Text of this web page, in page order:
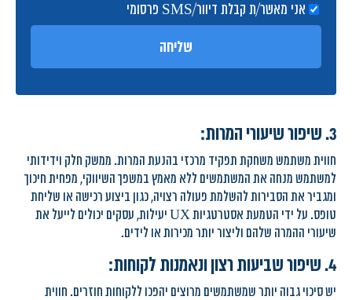
אני מאשר/ת קבלת דיוור/SMS פרסומי
שליחה
3. שיפור שיעורי המרות:
חווית משתמש משחקת תפקיד מרכזי בהנעת המרות. ממשק חלק וידידותי
למשתמש מנחה את המשתמשים ללא מאמץ במשפך השיווקי, מפחית חיכוך
ומגביר את הסבירות להשלמת פעולה רצויה, כגון ביצוע רכישה או שליחת
טופס. על ידי הטמעת אסטרטגיות UX יעילות, עסקים יכולים לייעל את
שיעורי ההמרה שלהם וליצור יותר מכירות או לידים.
4. שיפור שביעות רצון ונאמנות לקוחות:
יש סיכוי גבוה יותר שמשתמשים מרוצים יהפכו ללקוחות חוזרים. חווית